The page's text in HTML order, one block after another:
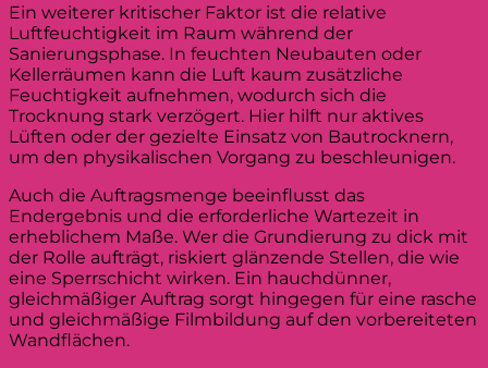
Ein weiterer kritischer Faktor ist die relative
Luftfeuchtigkeit im Raum während der
Sanierungsphase. In feuchten Neubauten oder
Kellerräumen kann die Luft kaum zusätzliche
Feuchtigkeit aufnehmen, wodurch sich die
Trocknung stark verzögert. Hier hilft nur aktives
Lüften oder der gezielte Einsatz von Bautrocknern,
um den physikalischen Vorgang zu beschleunigen.
Auch die Auftragsmenge beeinflusst das
Endergebnis und die erforderliche Wartezeit in
erheblichem Maße. Wer die Grundierung zu dick mit
der Rolle aufträgt, riskiert glänzende Stellen, die wie
eine Sperrschicht wirken. Ein hauchdünner,
gleichmäßiger Auftrag sorgt hingegen für eine rasche
und gleichmäßige Filmbildung auf den vorbereiteten
Wandflächen.